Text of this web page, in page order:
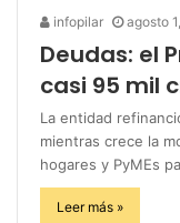
infopilar agosto
Deudas: el
casi 95 mil
La entidad
mientras crece la
hogares y PyMEs
Leer más »